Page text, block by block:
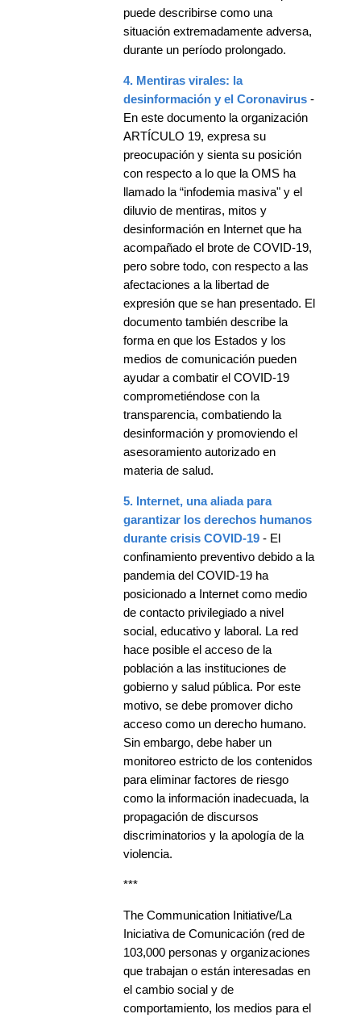
puede describirse como una
situación extremadamente adversa,
durante un período prolongado.
4. Mentiras virales: la
desinformación y el Coronavirus -
En este documento la organización
ARTÍCULO 19, expresa su
preocupación y sienta su posición
con respecto a lo que la OMS ha
llamado la “infodemia masiva" y el
diluvio de mentiras, mitos y
desinformación en Internet que ha
acompañado el brote de COVID-19,
pero sobre todo, con respecto a las
afectaciones a la libertad de
expresión que se han presentado. El
documento también describe la
forma en que los Estados y los
medios de comunicación pueden
ayudar a combatir el COVID-19
comprometiéndose con la
transparencia, combatiendo la
desinformación y promoviendo el
asesoramiento autorizado en
materia de salud.
5. Internet, una aliada para
garantizar los derechos humanos
durante crisis COVID-19 - El
confinamiento preventivo debido a la
pandemia del COVID-19 ha
posicionado a Internet como medio
de contacto privilegiado a nivel
social, educativo y laboral. La red
hace posible el acceso de la
población a las instituciones de
gobierno y salud pública. Por este
motivo, se debe promover dicho
acceso como un derecho humano.
Sin embargo, debe haber un
monitoreo estricto de los contenidos
para eliminar factores de riesgo
como la información inadecuada, la
propagación de discursos
discriminatorios y la apología de la
violencia.
***
The Communication Initiative/La
Iniciativa de Comunicación (red de
103,000 personas y organizaciones
que trabajan o están interesadas en
el cambio social y de
comportamiento, los medios para el